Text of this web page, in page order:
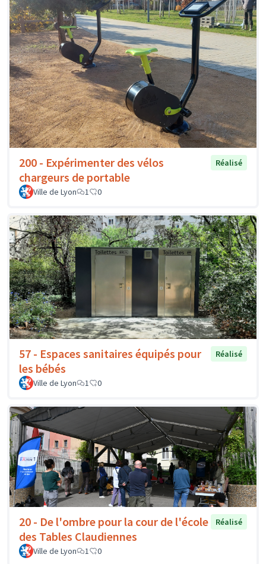
200 - Expérimenter des vélos
chargeurs de portable
Réalisé
Ville de Lyon 1 0
57 - Espaces sanitaires équipés pour
les bébés
Réalisé
Ville de Lyon 1 0
20 - De l'ombre pour la cour de l'école
des Tables Claudiennes
Réalisé
Ville de Lyon 1 0